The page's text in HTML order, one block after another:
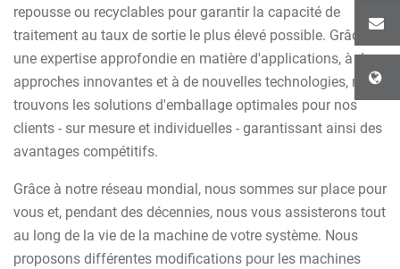
repousse ou recyclables pour garantir la capacité de
traitement au taux de sortie le plus élevé possible. Grâce à
une expertise approfondie en matière d'applications, à des
approches innovantes et à de nouvelles technologies, nous
trouvons les solutions d'emballage optimales pour nos
clients - sur mesure et individuelles - garantissant ainsi des
avantages compétitifs.
Grâce à notre réseau mondial, nous sommes sur place pour
vous et, pendant des décennies, nous vous assisterons tout
au long de la vie de la machine de votre système. Nous
proposons différentes modifications pour les machines